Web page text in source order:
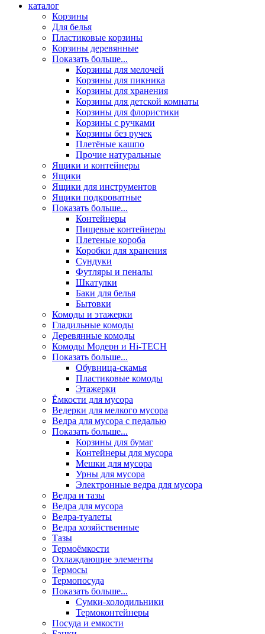
каталог
Корзины
Для белья
Пластиковые корзины
Корзины деревянные
Показать больше...
Корзины для мелочей
Корзины для пикника
Корзины для хранения
Корзины для детской комнаты
Корзины для флористики
Корзины с ручками
Корзины без ручек
Плетёные кашпо
Прочие натуральные
Ящики и контейнеры
Ящики
Ящики для инструментов
Ящики подкроватные
Показать больше...
Контейнеры
Пищевые контейнеры
Плетеные короба
Коробки для хранения
Сундуки
Футляры и пеналы
Шкатулки
Баки для белья
Бытовки
Комоды и этажерки
Гладильные комоды
Деревянные комоды
Комоды Модерн и Hi-TECH
Показать больше...
Обувница-скамья
Пластиковые комоды
Этажерки
Ёмкости для мусора
Ведерки для мелкого мусора
Ведра для мусора с педалью
Показать больше...
Корзины для бумаг
Контейнеры для мусора
Мешки для мусора
Урны для мусора
Электронные ведра для мусора
Ведра и тазы
Ведра для мусора
Ведра-туалеты
Ведра хозяйственные
Тазы
Термоёмкости
Охлаждающие элементы
Термосы
Термопосуда
Показать больше...
Сумки-холодильники
Термоконтейнеры
Посуда и емкости